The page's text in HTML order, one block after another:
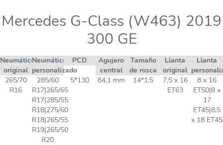
Mercedes G-Class (W463) 2019
300 GE
Neumático
original
Neumático
personalizado
PCD
Agujero
central
Tamaño
de rosca
Llanta
original
Llanta
265/70
R16
285/60
R17|265/65
R17|285/55
R18|275/60
R18|265/55
R19|265/50
R20
5*130 84,1 mm 14*1,5
7,5 x 16
ET63
8 x 16
ET50|8 x
17
ET45|8,5
x 18 ET45